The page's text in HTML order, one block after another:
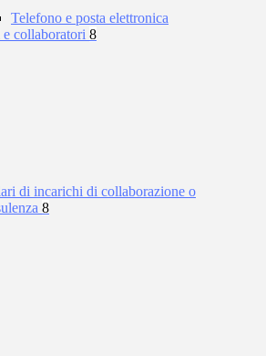
Telefono e posta elettronica
collaboratori 8
di incarichi di collaborazione o
8